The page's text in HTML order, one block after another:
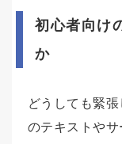
初心者向け
か
どうしても緊
のテキストや